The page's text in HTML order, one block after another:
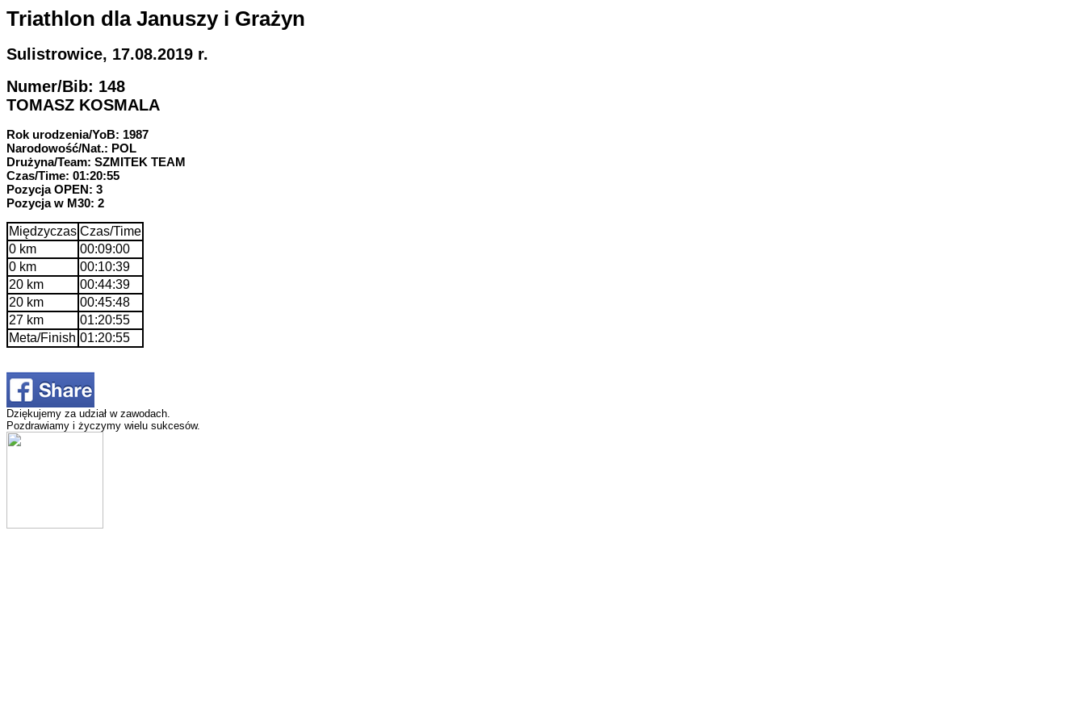
Triathlon dla Januszy i Grażyn
Sulistrowice, 17.08.2019 r.
Numer/Bib: 148
TOMASZ KOSMALA
Rok urodzenia/YoB: 1987
Narodowość/Nat.: POL
Drużyna/Team: SZMITEK TEAM
Czas/Time: 01:20:55
Pozycja OPEN: 3
Pozycja w M30: 2
Międzyczas Czas/Time
0 km
00:09:00
0 km
00:10:39
20 km
00:44:39
20 km
00:45:48
27 km
01:20:55
Meta/Finish 01:20:55
Dziękujemy za udział w zawodach.
Pozdrawiamy i życzymy wielu sukcesów.